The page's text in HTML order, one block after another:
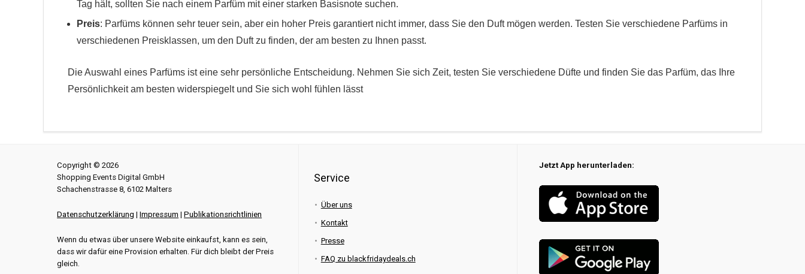
Tag hält, sollten Sie nach einem Parfüm mit einer starken Basisnote suchen.
Preis: Parfüms können sehr teuer sein, aber ein hoher Preis garantiert nicht immer, dass Sie den Duft mögen werden. Testen Sie verschiedene Parfüms in
verschiedenen Preisklassen, um den Duft zu finden, der am besten zu Ihnen passt.
Die Auswahl eines Parfüms ist eine sehr persönliche Entscheidung. Nehmen Sie sich Zeit, testen Sie verschiedene Düfte und finden Sie das Parfüm, das Ihre
Persönlichkeit am besten widerspiegelt und Sie sich wohl fühlen lässt
Copyright © 2026
Shopping Events Digital GmbH
Schachenstrasse 8, 6102 Malters
Datenschutzerklärung |Impressum |Publikationsrichtlinien
Wenn du etwas über unsere Website einkaufst, kann es sein,
dass wir dafür eine Provision erhalten. Für dich bleibt der Preis
gleich.
Service
Über uns
Kontakt
Presse
FAQ zu blackfridaydeals.ch
Jetzt App herunterladen: